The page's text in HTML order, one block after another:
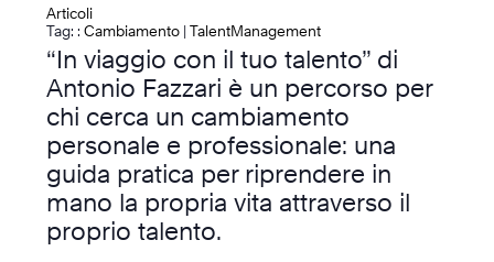
Articoli
Tag: : Cambiamento |TalentManagement
“In viaggio con il tuo talento” di
Antonio Fazzari è un percorso per
chi cerca un cambiamento
personale e professionale: una
guida pratica per riprendere in
mano la propria vita attraverso il
proprio talento.